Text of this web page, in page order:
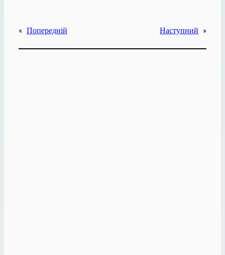
« Попередній Наступний »